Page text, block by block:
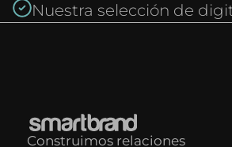
Nuestra selección de
Construimos relaciones